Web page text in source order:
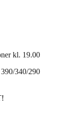
kl. 19.00
390/340/290